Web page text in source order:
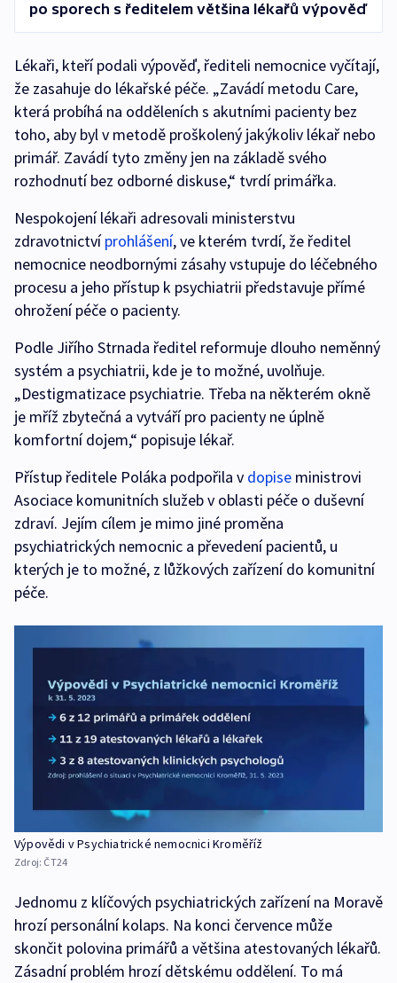
po sporech s ředitelem většina lékařů výpověď
Lékaři, kteří podali výpověď, řediteli nemocnice vyčítají,
že zasahuje do lékařské péče. „Zavádí metodu Care,
která probíhá na odděleních s akutními pacienty bez
toho, aby byl v metodě proškolený jakýkoliv lékař nebo
primář. Zavádí tyto změny jen na základě svého
rozhodnutí bez odborné diskuse,“ tvrdí primářka.
Nespokojení lékaři adresovali ministerstvu
zdravotnictvíprohlášení, ve kterém tvrdí, že ředitel
nemocnice neodbornými zásahy vstupuje do léčebného
procesu a jeho přístup k psychiatrii představuje přímé
ohrožení péče o pacienty.
Podle Jiřího Strnada ředitel reformuje dlouho neměnný
systém a psychiatrii, kde je to možné, uvolňuje.
„Destigmatizace psychiatrie. Třeba na některém okně
je mříž zbytečná a vytváří pro pacienty ne úplně
komfortní dojem,“ popisuje lékař.
Přístup ředitele Poláka podpořila v dopise ministrovi
Asociace komunitních služeb v oblasti péče o duševní
zdraví. Jejím cílem je mimo jiné proměna
psychiatrických nemocnic a převedení pacientů, u
kterých je to možné, z lůžkových zařízení do komunitní
péče.
Výpovědi v Psychiatrické nemocnici Kroměříž
Zdroj: ČT24
Jednomu z klíčových psychiatrických zařízení na Moravě
hrozí personální kolaps. Na konci července může
skončit polovina primářů a většina atestovaných lékařů.
Zásadní problém hrozí dětskému oddělení. To má